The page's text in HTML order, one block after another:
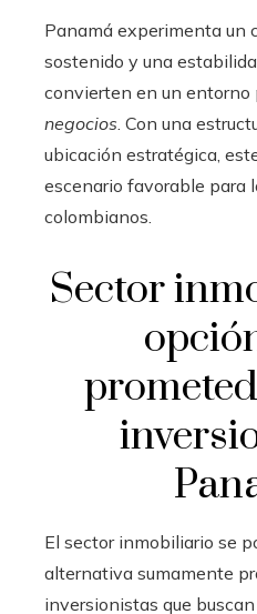
Panamá experimenta un
sostenido y una
convierten en un entorno
negocios . Con una
ubicación estratégica,
escenario favorable para
colombianos.
Sector
El sector inmobiliario se
alternativa sumamente
inversionistas que